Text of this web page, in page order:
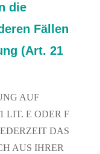
die
Fällen
(Art. 21
AUF
LIT. E ODER F
DAS
AUS IHRER